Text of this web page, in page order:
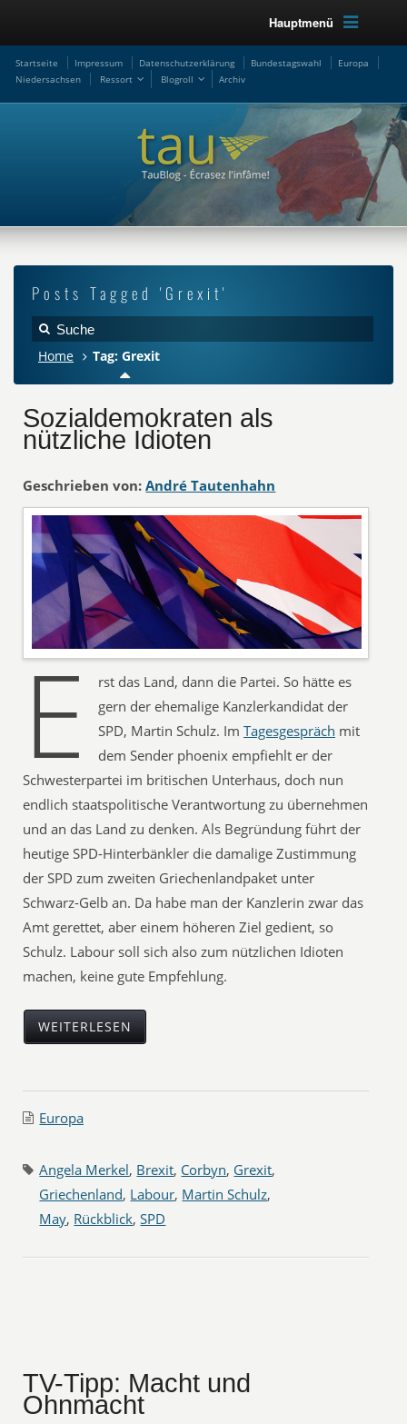
Hauptmenü
Startseite Impressum Datenschutzerklärung Bundestagswahl
Europa
Niedersachsen
Ressort Blogroll Archiv
Posts Tagged 'Grexit'
Home Tag: Grexit
Sozialdemokraten als
nützliche Idioten
Geschrieben von: André Tautenhahn
E
rst das Land, dann die Partei. So hätte es
gern der ehemalige Kanzlerkandidat der
SPD, Martin Schulz. ImTagesgespräch mit
dem Sender phoenix empfiehlt er der
Schwesterpartei im britischen Unterhaus, doch nun
endlich staatspolitische Verantwortung zu übernehmen
und an das Land zu denken. Als Begründung führt der
heutige SPD-Hinterbänkler die damalige Zustimmung
der SPD zum zweiten Griechenlandpaket unter
Schwarz-Gelb an. Da habe man der Kanzlerin zwar das
Amt gerettet, aber einem höheren Ziel gedient, so
Schulz. Labour soll sich also zum nützlichen Idioten
machen, keine gute Empfehlung.
WEITERLESEN
Europa
Angela Merkel, Brexit, Corbyn, Grexit,
Griechenland, Labour, Martin Schulz,
May, Rückblick,SPD
TV-Tipp: Macht und
Ohnmacht